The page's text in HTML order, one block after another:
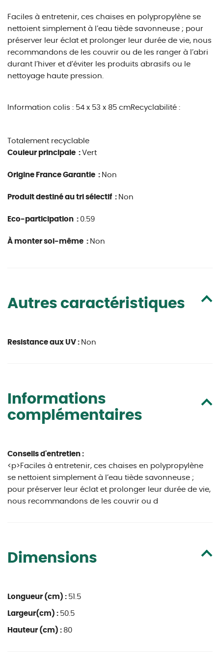
Faciles à entretenir, ces chaises en polypropylène se
nettoient simplement à l’eau tiède savonneuse ; pour
préserver leur éclat et prolonger leur durée de vie, nous
recommandons de les couvrir ou de les ranger à l’abri
durant l’hiver et d’éviter les produits abrasifs ou le
nettoyage haute pression.
Information colis : 54 x 53 x 85 cmRecyclabilité :
Totalement recyclable
Couleur principale : Vert
Origine France Garantie : Non
Produit destiné au tri sélectif : Non
Eco-participation : 0.59
À monter soi-même : Non
Autres caractéristiques
Resistance aux UV : Non
Informations
complémentaires
Conseils d'entretien :
<p>Faciles à entretenir, ces chaises en polypropylène
se nettoient simplement à l’eau tiède savonneuse ;
pour préserver leur éclat et prolonger leur durée de vie,
nous recommandons de les couvrir ou d
Dimensions
Longueur (cm) : 51.5
Largeur(cm) : 50.5
Hauteur (cm) : 80